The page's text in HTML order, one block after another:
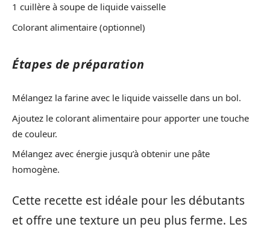
1 cuillère à soupe de liquide vaisselle
Colorant alimentaire (optionnel)
Étapes de préparation
Mélangez la farine avec le liquide vaisselle dans un bol.
Ajoutez le colorant alimentaire pour apporter une touche
de couleur.
Mélangez avec énergie jusqu’à obtenir une pâte
homogène.
Cette recette est idéale pour les débutants
et offre une texture un peu plus ferme. Les